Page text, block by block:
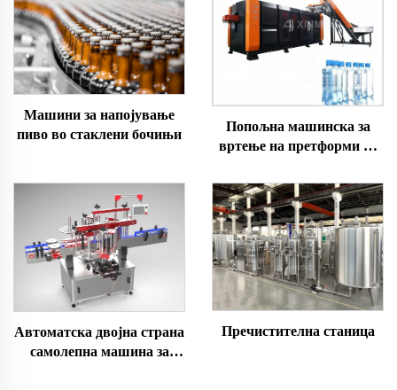
Машини за напојување
пиво во стаклени бочињи
Попољна машинска за
вртење на претформи од
Автоматска двојна страна
самолепна машина за
Пречистителна станица